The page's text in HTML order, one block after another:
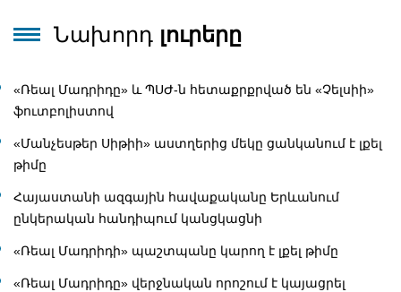
Նախորդ լուրերը
«Ռեալ Մադրիդը» և ՊՍԺ-ն հետաքրքրված են «Չելսիի»
ֆուտբոլիստով
«Մանչեսթեր Սիթիի» աստղերից մեկը ցանկանում է լքել
թիմը
Հայաստանի ազգային հավաքականը Երևանում
ընկերական հանդիպում կանցկացնի
«Ռեալ Մադրիդի» պաշտպանը կարող է լքել թիմը
«Ռեալ Մադրիդը» վերջնական որոշում է կայացրել